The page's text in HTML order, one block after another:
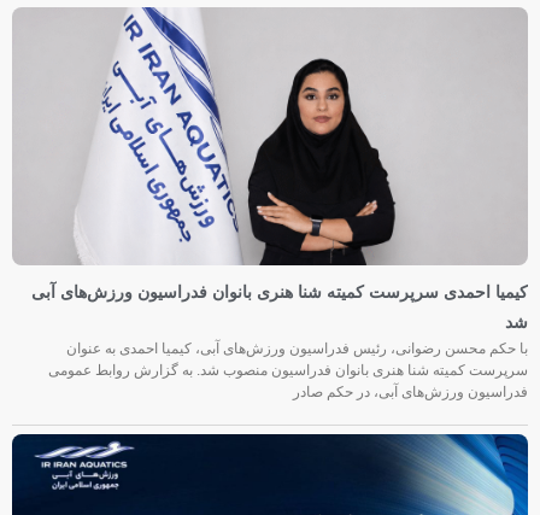
کیمیا احمدی سرپرست کمیته شنا هنری بانوان فدراسیون ورزش‌های آبی
شد
با حکم محسن رضوانی، رئیس فدراسیون ورزش‌های آبی، کیمیا احمدی به عنوان
سرپرست کمیته شنا هنری بانوان فدراسیون منصوب شد. به گزارش روابط عمومی
فدراسیون ورزش‌های آبی، در حکم صادر